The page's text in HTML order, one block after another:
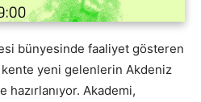
bünyesinde faaliyet gösteren
yeni gelenlerin Akdeniz
Akademi,